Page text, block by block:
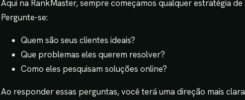
Aqui na RankMaster, sempre começamos qualquer estratégia
Pergunte-se:
Quem são seus clientes ideais?
Que problemas eles querem resolver?
Como eles pesquisam soluções online?
Ao responder essas perguntas, você terá uma direção mais